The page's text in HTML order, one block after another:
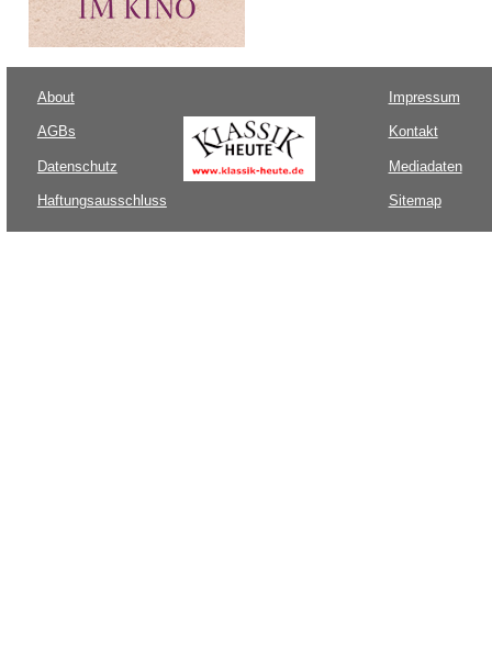
About
AGBs
Datenschutz
Haftungsausschluss
Impressum
Kontakt
Mediadaten
Sitemap